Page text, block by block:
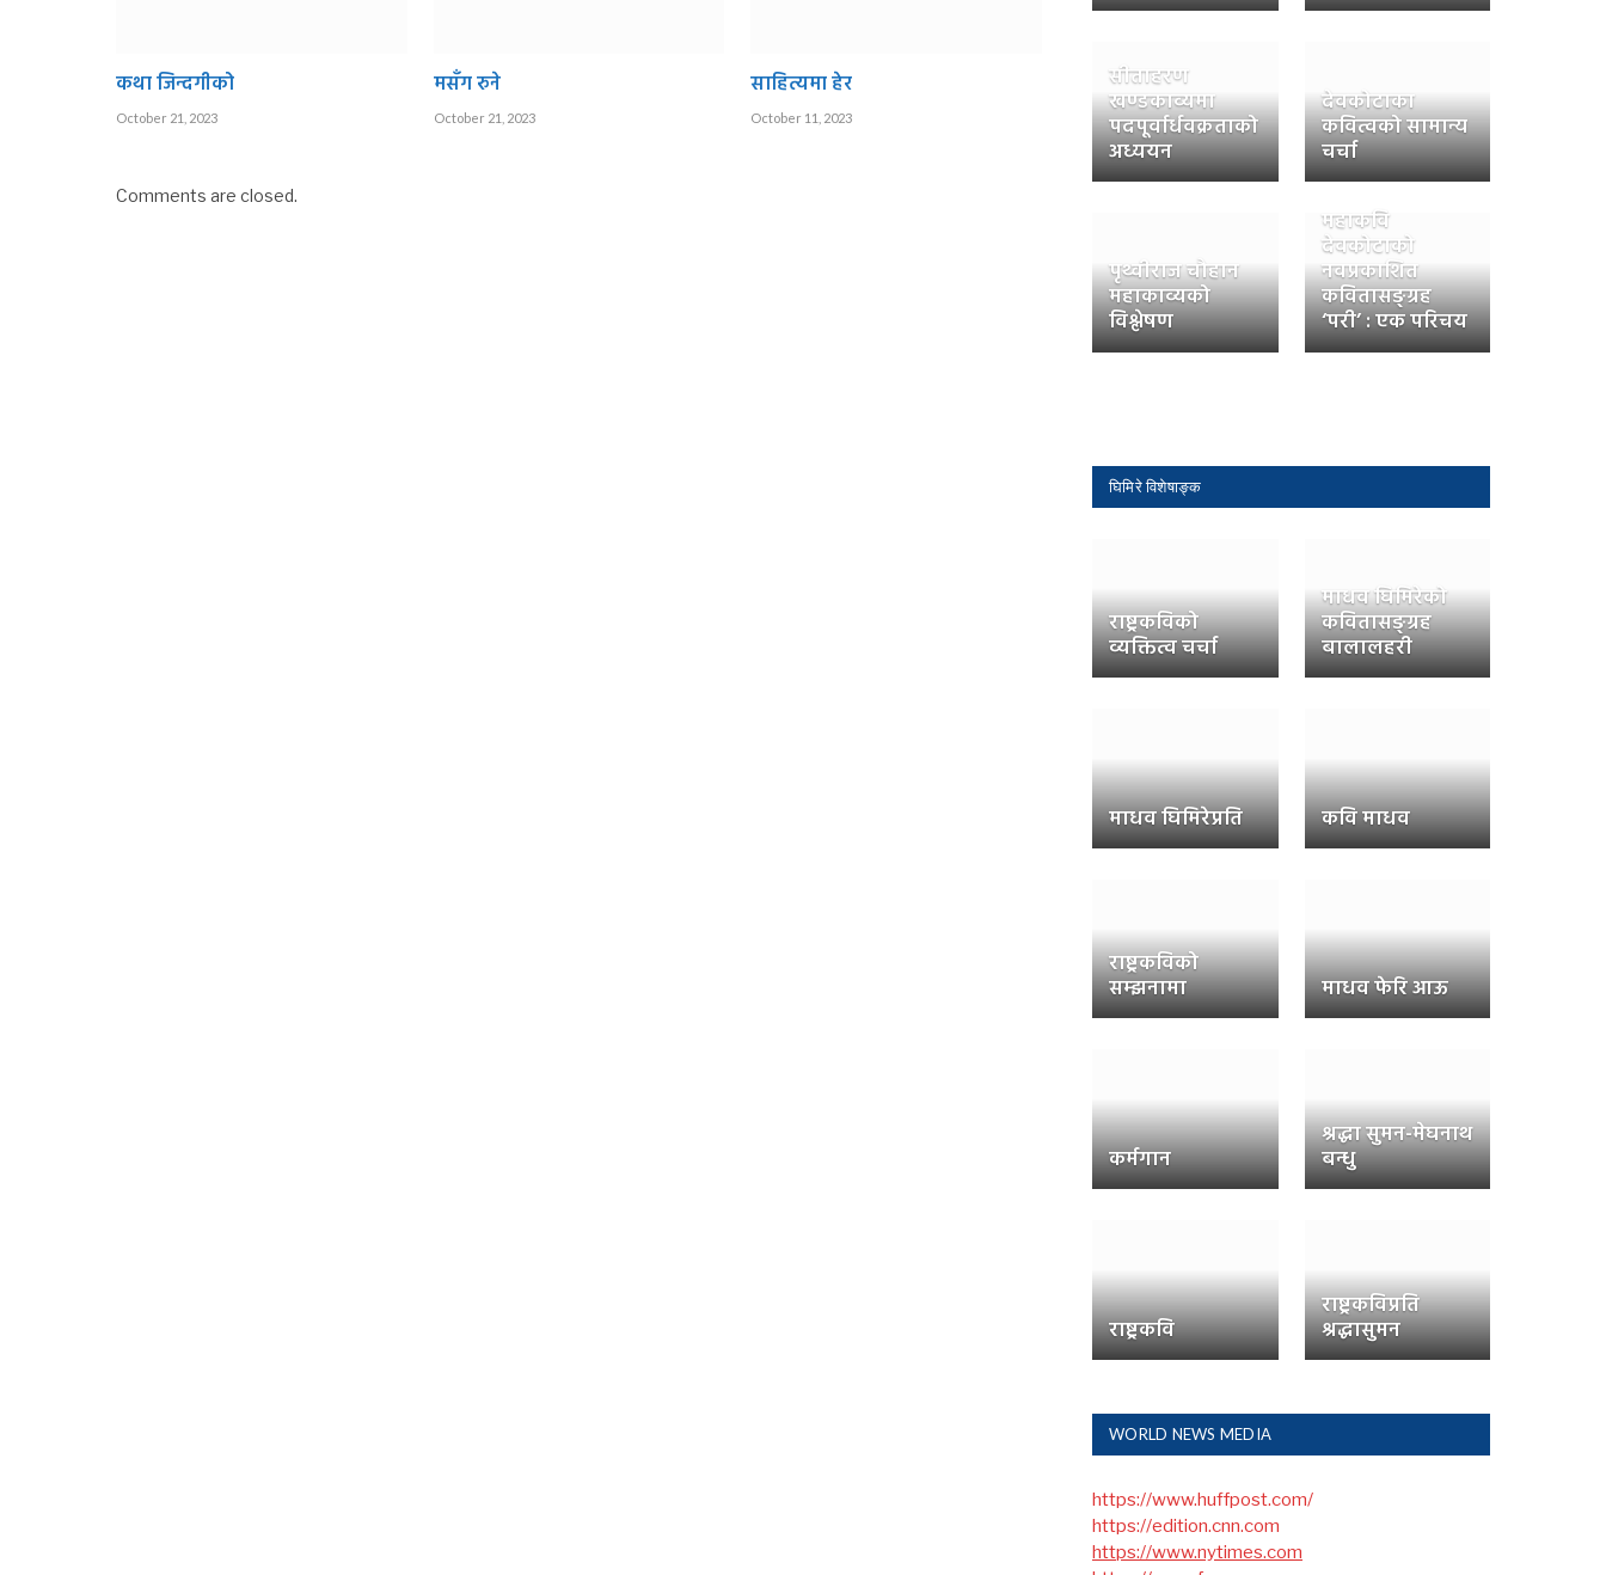
कथा जिन्दगीको
October 21, 2023
मसँग रुने
October 21, 2023
साहित्यमा हेर
October 11, 2023
Comments are closed.
सीताहरण
खण्डकाव्यमा
पदपूर्वार्धवक्रताको
अध्ययन
देवकोटाका
कवित्वको सामान्य
चर्चा
पृथ्वीराज चौहान
महाकाव्यको
विश्लेषण
महाकवि
देवकोटाको
नवप्रकाशित
कवितासङ्ग्रह
‘परी’ : एक परिचय
घिमिरे विशेषाङ्क
राष्ट्रकविको
व्यक्तित्व चर्चा
माधव घिमिरेको
कवितासङ्ग्रह
बालालहरी
माधव घिमिरेप्रति कवि माधव
राष्ट्रकविको
सम्झनामा माधव फेरि आऊ
कर्मगान
श्रद्धा सुमन-मेघनाथ
बन्धु
राष्ट्रकवि
राष्ट्रकविप्रति
श्रद्धासुमन
WORLD NEWS MEDIA
https://www.huffpost.com/
https://edition.cnn.com
https://www.nytimes.com